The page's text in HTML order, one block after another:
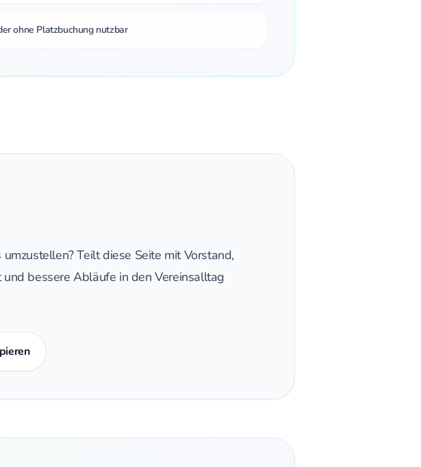
ohne Platzbuchung nutzbar
Teilt diese Seite mit Vorstand,
bessere Abläufe in den Vereinsalltag